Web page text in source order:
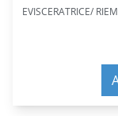
EVISCERATRICE/